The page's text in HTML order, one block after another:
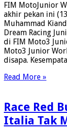
FIM MotoJunior
akhir pekan ini
Muhammad
Dream Racing
di FIM Moto3
Moto3 Junior
disapa.
Read More »
Race Red
Italia Tak